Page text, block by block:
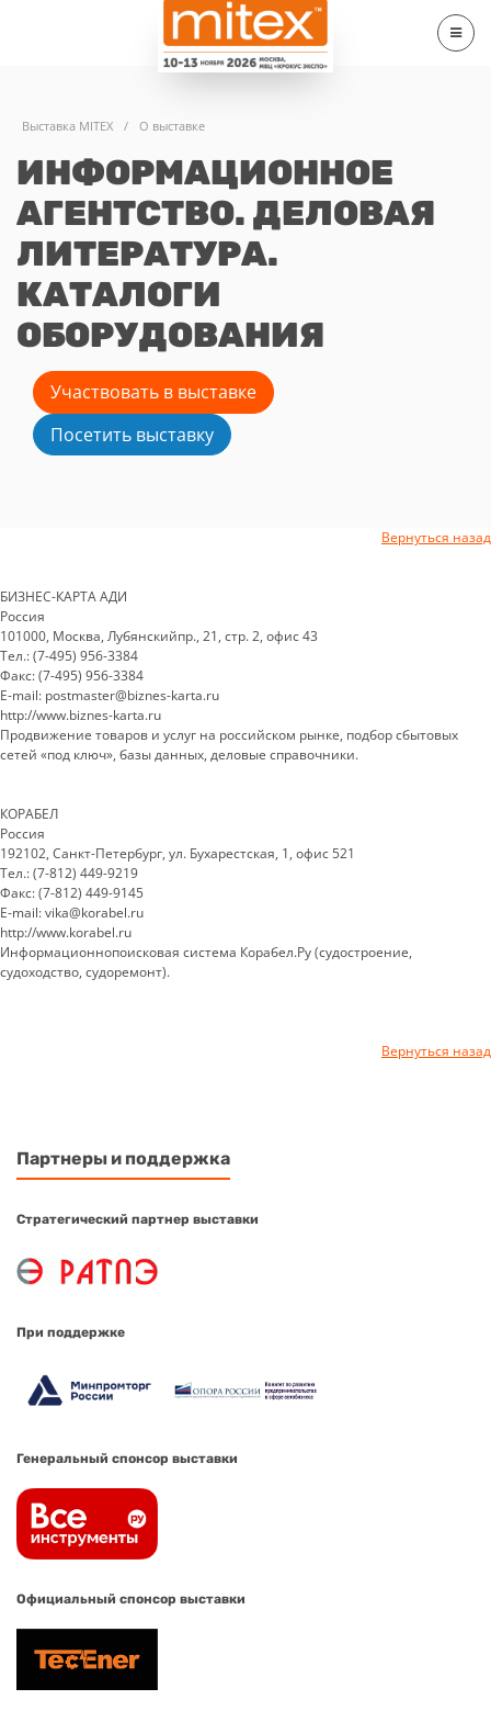
Выставка MITEX / О выставке
ИНФОРМАЦИОННОЕ
АГЕНТСТВО. ДЕЛОВАЯ
ЛИТЕРАТУРА.
КАТАЛОГИ
ОБОРУДОВАНИЯ
Участвовать в выставке
Посетить выставку
Вернуться назад
БИЗНЕС-КАРТА АДИ
Россия
101000, Москва, Лубянскийпр., 21, стр. 2, офис 43
Тел.: (7-495) 956-3384
Факс: (7-495) 956-3384
E-mail: postmaster@biznes-karta.ru
http://www.biznes-karta.ru
Продвижение товаров и услуг на российском рынке, подбор сбытовых
сетей «под ключ», базы данных, деловые справочники.
КОРАБЕЛ
Россия
192102, Санкт-Петербург, ул. Бухарестская, 1, офис 521
Тел.: (7-812) 449-9219
Факс: (7-812) 449-9145
E-mail: vika@korabel.ru
http://www.korabel.ru
Информационнопоисковая система Корабел.Ру (судостроение,
судоходство, судоремонт).
Вернуться назад
Партнеры и поддержка
Стратегический партнер выставки
При поддержке
Генеральный спонсор выставки
Официальный спонсор выставки